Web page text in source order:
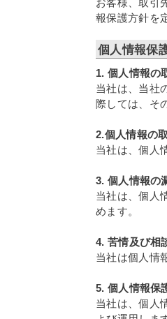
お客様、取引
報保護方針を
個人情報保
1. 個人情報の
当社は、当社
際しては、そ
2.個人情報の
当社は、個人
3. 個人情報の
当社は、個人
めます。
4. 苦情及び相
当社は個人情
5. 個人情報保
当社は、個人